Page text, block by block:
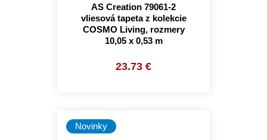
AS Creation 79061-2
vliesová tapeta z kolekcie
COSMO Living, rozmery
10,05 x 0,53 m
23.73 €
Novinky